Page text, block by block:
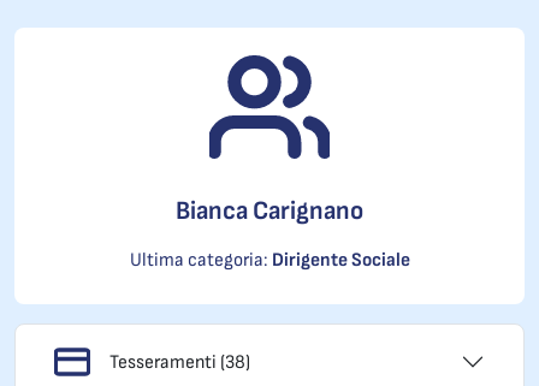
Bianca Carignano
Ultima categoria: Dirigente Sociale
Tesseramenti (38)